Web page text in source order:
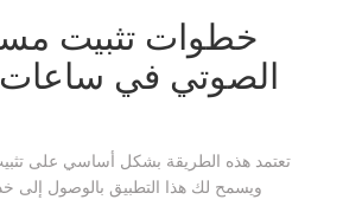
خطوات تثبيت
الصوتي في
تعتمد هذه الطريقة بشكل أساسي على